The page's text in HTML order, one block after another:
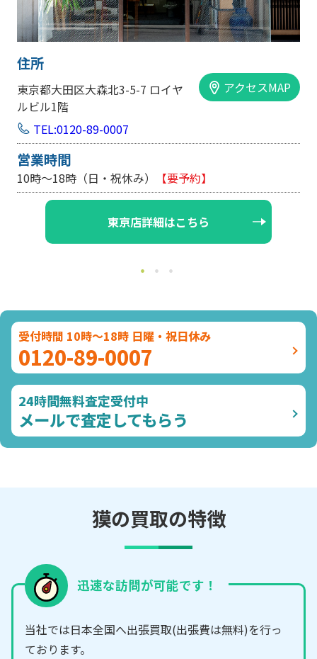
住所
東京都大田区大森北3-5-7 ロイヤ
ルビル1階
アクセスMAP
TEL:0120-89-0007
営業時間
10時～18時（日・祝休み） 【要予約】
東京店詳細はこちら
受付時間 10時～18時 日曜・祝日休み
0120-89-0007
24時間無料査定受付中
メールで査定してもらう
獏の買取の特徴
迅速な訪問が可能です！
当社では日本全国へ出張買取(出張費は無料)を行っ
ております。